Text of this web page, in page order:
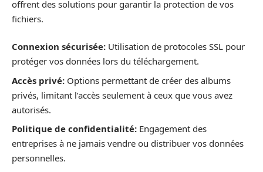
offrent des solutions pour garantir la protection de vos
fichiers.
Connexion sécurisée: Utilisation de protocoles SSL pour
protéger vos données lors du téléchargement.
Accès privé: Options permettant de créer des albums
privés, limitant l’accès seulement à ceux que vous avez
autorisés.
Politique de confidentialité: Engagement des
entreprises à ne jamais vendre ou distribuer vos données
personnelles.